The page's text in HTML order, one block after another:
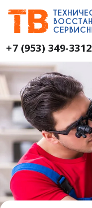
+7 (953) 349-3312